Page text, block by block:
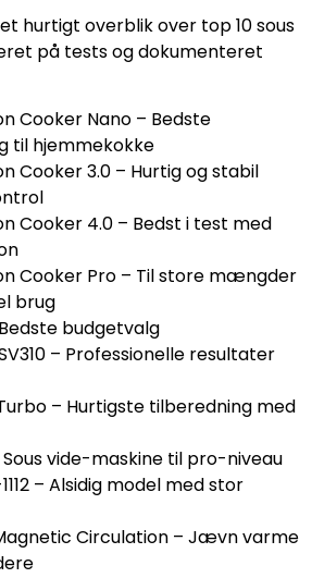
hurtigt overblik over top 10 sous
på tests og dokumenteret
Cooker Nano – Bedste
til hjemmekokke
Cooker 3.0 – Hurtig og stabil
Cooker 4.0 – Bedst i test med
Cooker Pro – Til store mængder
brug
budgetvalg
– Professionelle resultater
– Hurtigste tilberedning med
Sous vide-maskine til pro-niveau
– Alsidig model med stor
Circulation – Jævn varme